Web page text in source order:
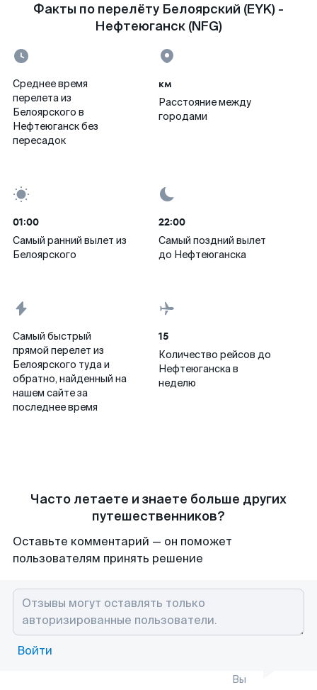
Факты по перелёту Белоярский (EYK) -
Нефтеюганск (NFG)
Среднее время
перелета из
Белоярского в
Нефтеюганск без
пересадок
км
Расстояние между
городами
01:00
Самый ранний вылет из
Белоярского
22:00
Самый поздний вылет
до Нефтеюганска
Самый быстрый
прямой перелет из
Белоярского туда и
обратно, найденный на
нашем сайте за
последнее время
15
Количество рейсов до
Нефтеюганска в
неделю
Часто летаете и знаете больше других
путешественников?
Оставьте комментарий — он поможет
пользователям принять решение
Войти
Вы